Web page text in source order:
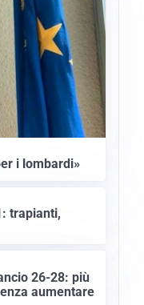
i lombardi»
trapianti,
26-28: più
aumentare